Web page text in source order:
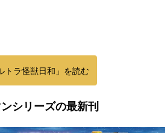
トラ怪獣日和」を読む
シリーズの最新刊